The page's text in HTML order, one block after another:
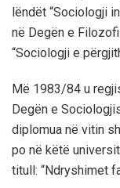
lëndët “Sociologji
në Degën e
“Sociologji e
Më 1983/84 u
Degën e
diplomua në vitin
po në këtë
titull: “Ndryshimet